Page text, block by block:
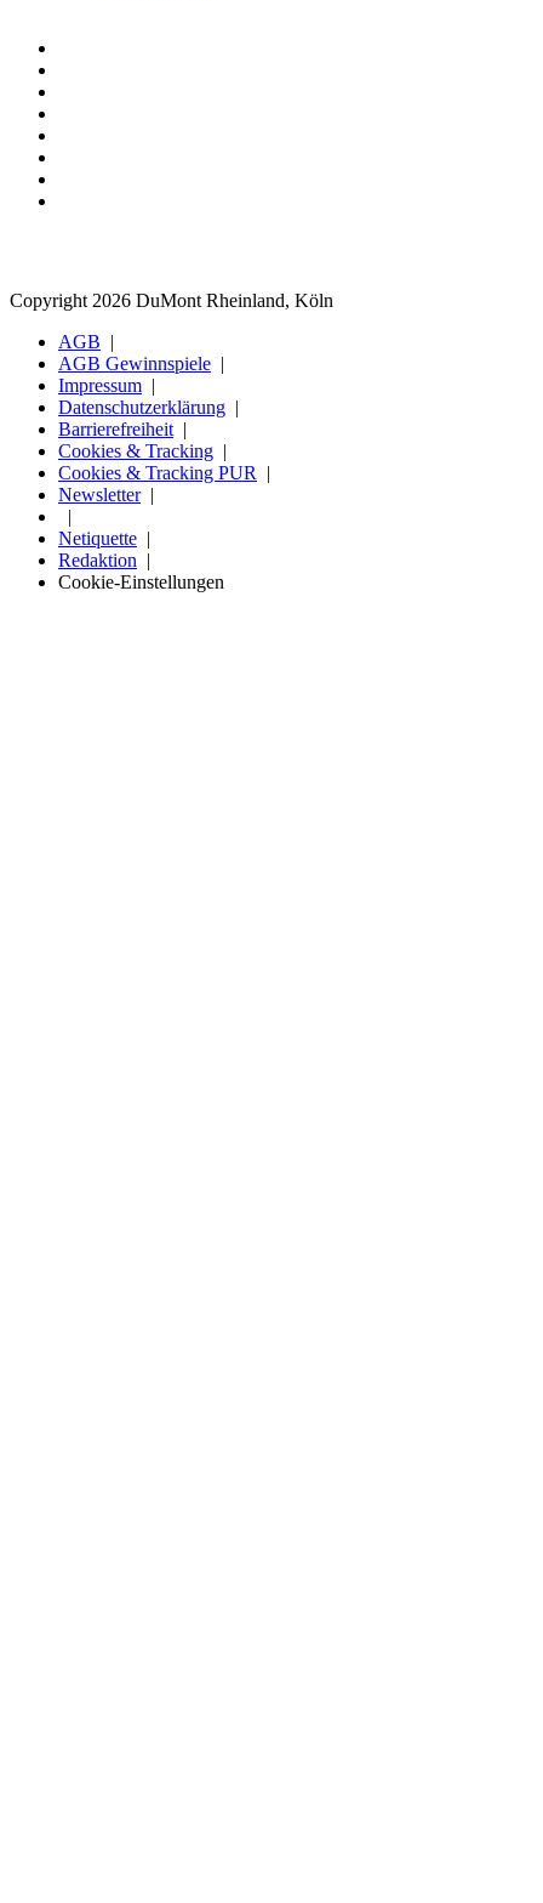
Copyright 2026 DuMont Rheinland, Köln
AGB
AGB Gewinnspiele
Impressum
Datenschutzerklärung
Barrierefreiheit
Cookies & Tracking
Cookies & Tracking PUR
Newsletter
Netiquette
Redaktion
Cookie-Einstellungen